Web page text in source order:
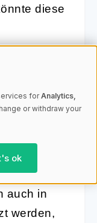
diese
für
und
in
der Dinge,
oder
weit
auch in
werden,
forAnalytics,
or withdraw your
ok